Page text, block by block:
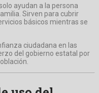
ayudan a la persona
Sirven para cubrir
básicos mientras se
ciudadana en las
del gobierno estatal por